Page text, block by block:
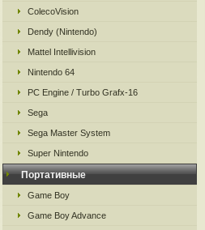
ColecoVision
Dendy (Nintendo)
Mattel Intellivision
Nintendo 64
PC Engine / Turbo Grafx-16
Sega
Sega Master System
Super Nintendo
Портативные
Game Boy
Game Boy Advance